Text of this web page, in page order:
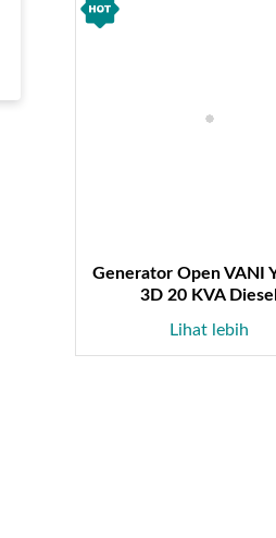
Generator Open VANI
3D 20 KVA Diesel
Lihat lebih